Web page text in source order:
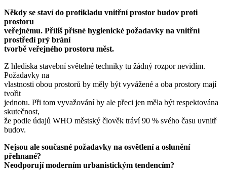
Někdy se staví do protikladu vnitřní prostor budov proti
prostoru
veřejnému. Příliš přísné hygienické požadavky na vnitřní
prostředí prý brání
tvorbě veřejného prostoru měst.
Z hlediska stavební světelné techniky tu žádný rozpor nevidím.
Požadavky na
vlastnosti obou prostorů by měly být vyvážené a oba prostory mají
tvořit
jednotu. Při tom vyvažování by ale přeci jen měla být respektována
skutečnost,
že podle údajů WHO městský člověk tráví 90 % svého času uvnitř
budov.
Nejsou ale současné požadavky na osvětlení a oslunění
přehnané?
Neodporují moderním urbanistickým tendencím?